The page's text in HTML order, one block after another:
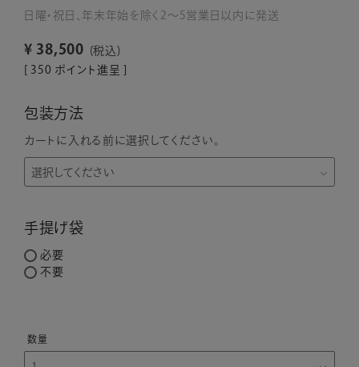
日曜・祝日、年末年始を除く2～5営業日以内に発送
¥ 38,500
税込
350 ポイント進呈 ]
包装方法
カートに入れる前に選択してください。
手提げ袋
必要
不要